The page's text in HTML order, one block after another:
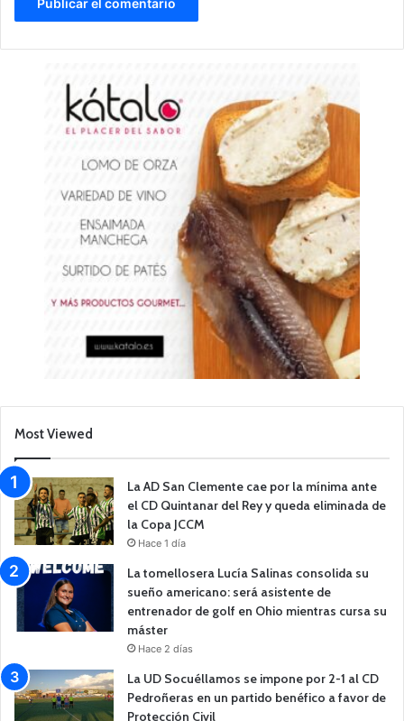
Most Viewed
La AD San Clemente cae por la mínima ante
el CD Quintanar del Rey y queda eliminada de
la Copa JCCM
Hace 1 día
La tomellosera Lucía Salinas consolida su
sueño americano: será asistente de
entrenador de golf en Ohio mientras cursa su
máster
Hace 2 días
La UD Socuéllamos se impone por 2-1 al CD
Pedroñeras en un partido benéfico a favor de
Protección Civil